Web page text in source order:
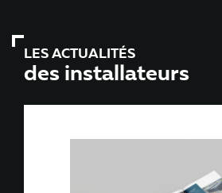
LES ACTUALITÉS
des installateurs